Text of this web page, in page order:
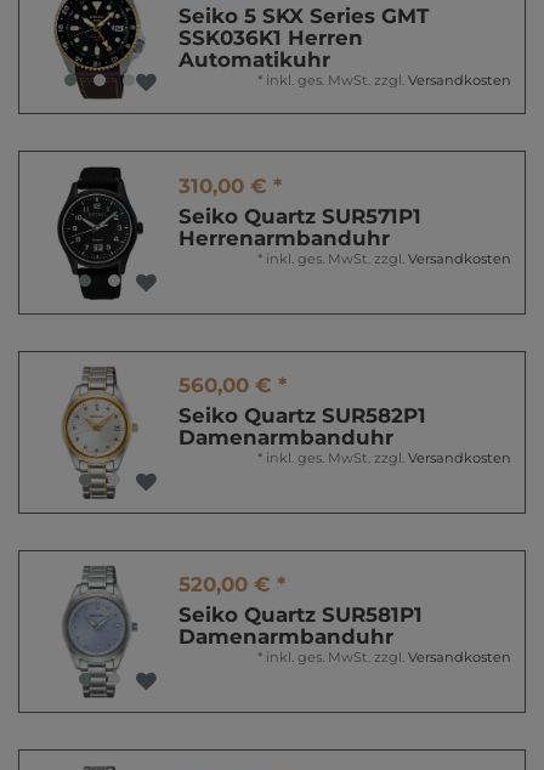
Seiko 5 SKX Series GMT
SSK036K1 Herren
Automatikuhr
* inkl. ges. MwSt. zzgl. Versandkosten
310,00 € *
Seiko Quartz SUR571P1
Herrenarmbanduhr
* inkl. ges. MwSt. zzgl. Versandkosten
560,00 € *
Seiko Quartz SUR582P1
Damenarmbanduhr
* inkl. ges. MwSt. zzgl. Versandkosten
520,00 € *
Seiko Quartz SUR581P1
Damenarmbanduhr
* inkl. ges. MwSt. zzgl. Versandkosten